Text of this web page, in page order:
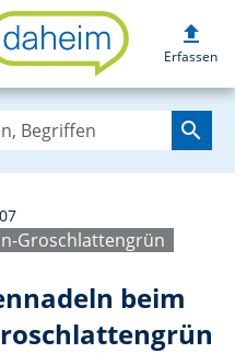
der
upload
Erfassen
search
Groschlattengrün
beim